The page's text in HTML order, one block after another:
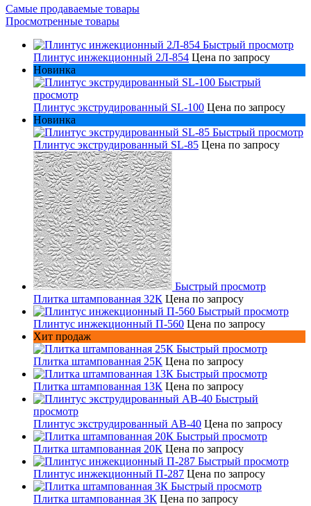
Самые продаваемые товары
Просмотренные товары
Быстрый просмотр
Плинтус инжекционный 2Л-854 Цена по запросу
Новинка
Быстрый
просмотр
Плинтус экструдированный SL-100 Цена по запросу
Новинка
Быстрый просмотр
Плинтус экструдированный SL-85 Цена по запросу
Быстрый просмотр
Плитка штампованная 32К Цена по запросу
Быстрый просмотр
Плинтус инжекционный П-560 Цена по запросу
Хит продаж
Быстрый просмотр
Плитка штампованная 25К Цена по запросу
Быстрый просмотр
Плитка штампованная 13К Цена по запросу
Быстрый
просмотр
Плинтус экструдированный AB-40 Цена по запросу
Быстрый просмотр
Плитка штампованная 20К Цена по запросу
Быстрый просмотр
Плинтус инжекционный П-287 Цена по запросу
Быстрый просмотр
Плитка штампованная 3К Цена по запросу